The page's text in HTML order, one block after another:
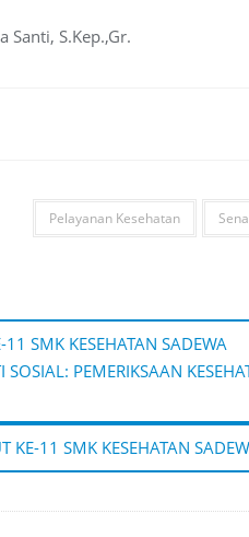
Santi, S.Kep.,Gr.
Pelayanan Kesehatan
11 SMK KESEHATAN SADEWA
PEMERIKSAAN
KE-11 SMK KESEHATAN